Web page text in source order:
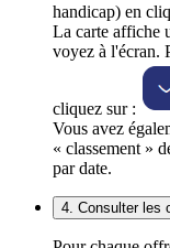
handicap) en
La carte affiche
voyez à l'écran.
cliquez sur :
Vous avez
« classement »
par date.
4. Consulter les